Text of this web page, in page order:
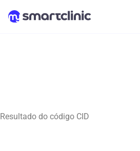
Resultado do código CID